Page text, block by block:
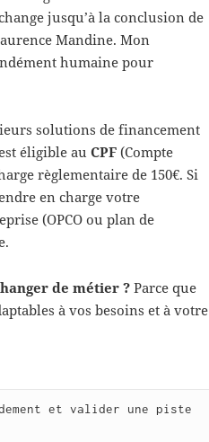
jusqu’à la conclusion de
Mandine. Mon
humaine pour
solutions de financement
éligible auCPF (Compte
règlementaire de 150€. Si
en charge votre
(OPCO ou plan de
de métier ? Parce que
à vos besoins et à votre
et valider une piste